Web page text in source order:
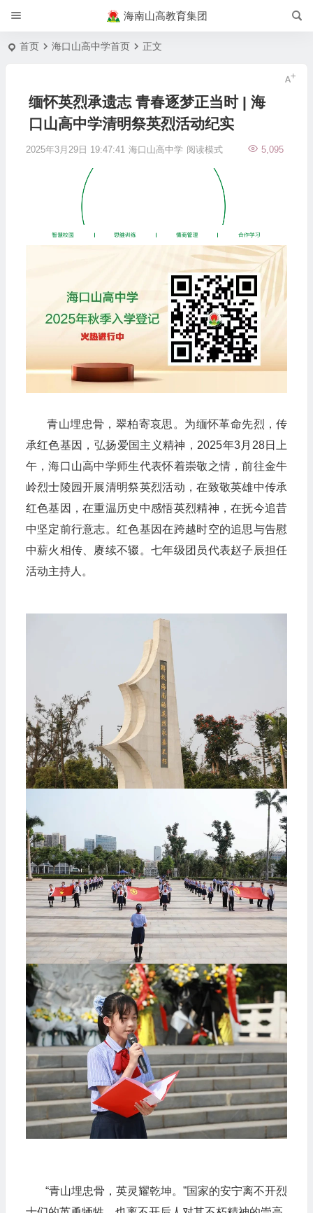
海南山高教育集团
首页 海口山高中学首页 正文
缅怀英烈承遗志 青春逐梦正当时 | 海
口山高中学清明祭英烈活动纪实
2025年3月29日 19:47:41 海口山高中学 5,095
阅读模式
青山埋忠骨，翠柏寄哀思。为缅怀革命先烈，传
承红色基因，弘扬爱国主义精神，2025年3月28日上
午，海口山高中学师生代表怀着崇敬之情，前往金牛
岭烈士陵园开展清明祭英烈活动，在致敬英雄中传承
红色基因，在重温历史中感悟英烈精神，在抚今追昔
中坚定前行意志。红色基因在跨越时空的追思与告慰
中薪火相传、赓续不辍。七年级团员代表赵子辰担任
活动主持人。
“青山埋忠骨，英灵耀乾坤。”国家的安宁离不开烈